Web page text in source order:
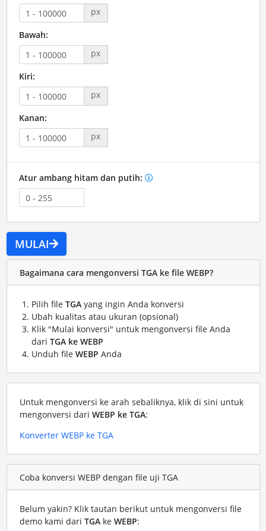
px
Bawah:
px
Kiri:
px
Kanan:
px
Atur ambang hitam dan putih:
MULAI
Bagaimana cara mengonversi TGA ke file WEBP?
Pilih file TGAyang ingin Anda konversi
Ubah kualitas atau ukuran (opsional)
Klik "Mulai konversi" untuk mengonversi file Anda
dari TGA ke WEBP
Unduh file WEBP Anda
Untuk mengonversi ke arah sebaliknya, klik di sini untuk
mengonversi dari WEBP ke TGA:
Konverter WEBP ke TGA
Coba konversi WEBP dengan file uji TGA
Belum yakin? Klik tautan berikut untuk mengonversi file
demo kami dari TGAke WEBP: